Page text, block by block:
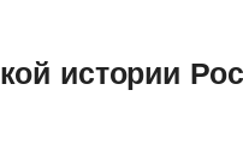
истории